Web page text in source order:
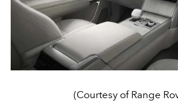
(Courtesy of Range